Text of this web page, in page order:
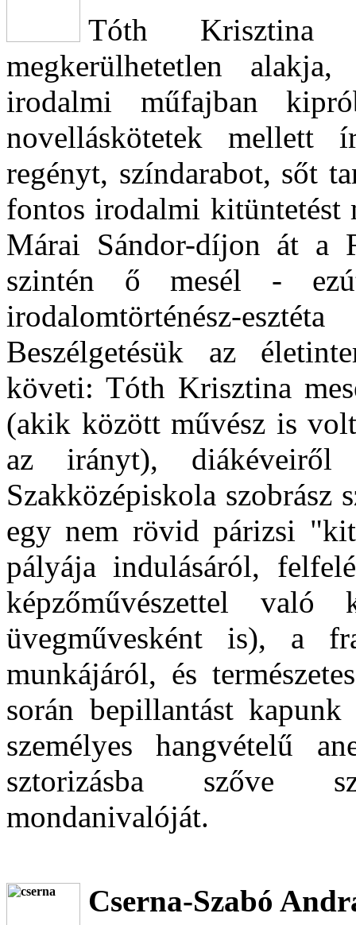
Tóth Krisztina
megkerülhetetlen
irodalmi műfajban
novelláskötetek mellett
regényt, színdarabot, sőt
fontos irodalmi kitüntetést
Márai Sándor-díjon át a
szintén ő mesél -
irodalomtörténész-
Beszélgetésük az
követi: Tóth Krisztina
(akik között művész is
az irányt),
Szakközépiskola szobrász
egy nem rövid párizsi
pályája indulásáról,
képzőművészettel való
üvegművesként is), a
munkájáról, és
során bepillantást
személyes hangvételű
sztorizásba szőve
mondanivalóját.
Cserna-Szabó